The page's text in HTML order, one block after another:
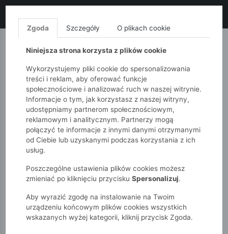
MONNARI QUIOSQUE
51015kids Akcesoria
Bielizna
Bokserki chłopięce 3-pak
Zgoda Szczegóły O plikach cookie
Niniejsza strona korzysta z plików cookie
Wykorzystujemy pliki cookie do spersonalizowania
treści i reklam, aby oferować funkcje
społecznościowe i analizować ruch w naszej witrynie.
Informacje o tym, jak korzystasz z naszej witryny,
udostępniamy partnerom społecznościowym,
reklamowym i analitycznym. Partnerzy mogą
połączyć te informacje z innymi danymi otrzymanymi
od Ciebie lub uzyskanymi podczas korzystania z ich
usług.
Poszczególne ustawienia plików cookies możesz
zmieniać po kliknięciu przycisku Spersonalizuj.
Aby wyrazić zgodę na instalowanie na Twoim
urządzeniu końcowym plików cookies wszystkich
wskazanych wyżej kategorii, kliknij przycisk Zgoda.